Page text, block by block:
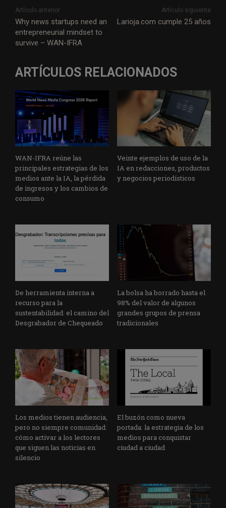
Artículo anterior
Why news startups need an
entrepreneurial mindset to
survive – WAN-IFRA
Artículo siguiente
Larioja.com cumple 25 años
ARTÍCULOS RELACIONADOS
WAN-IFRA reúne las
principales estrategias de los
medios ante la IA, la pérdida
de ingresos y los cambios de
consumo
Veinte ejemplos de uso de la
IA en redacciones, productos
y negocios periodísticos
De herramienta interna a
recurso para la
sustentabilidad: el camino del
Desgrabador de Chequeado
La bolsa ha borrado hasta el
98% del valor de algunos
grandes grupos de prensa
tradicionales
Los medios tienen audiencia,
pero no siempre comunidad:
cómo activar a los lectores
que siguen las noticias en
silencio
El buzón como nueva
portada: la estrategia de los
medios para conquistar
ciudad a ciudad